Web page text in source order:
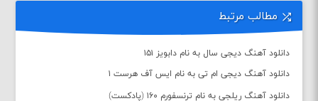
مطالب مرتبط
دانلود آهنگ دیجی سال به نام دابویز ۱۵۱
دانلود آهنگ دیجی ام تی به نام ایس آف هرست ۱
دانلود آهنگ ریلجی به نام ترنسفورم ۱۶۰ (پادکست)